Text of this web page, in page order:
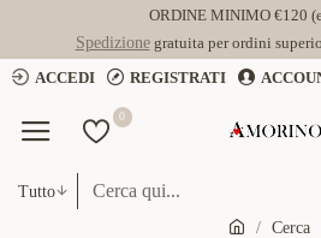
ORDINE MINIMO €120
Spedizionegratuita per ordini
ACCEDI
REGISTRATI
0
Tutto
Cerca